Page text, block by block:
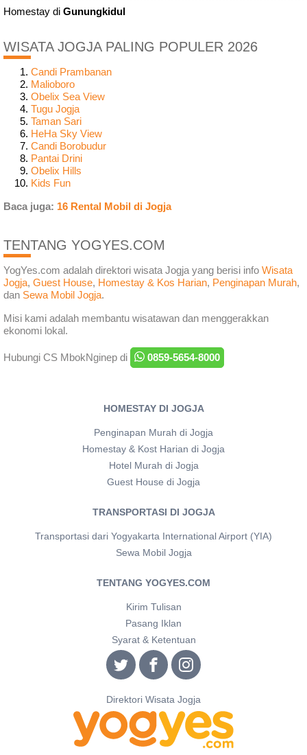
Homestay di Gunungkidul
WISATA JOGJA PALING POPULER 2026
Candi Prambanan
Malioboro
Obelix Sea View
Tugu Jogja
Taman Sari
HeHa Sky View
Candi Borobudur
Pantai Drini
Obelix Hills
Kids Fun
Baca juga: 16 Rental Mobil di Jogja
TENTANG YOGYES.COM
YogYes.com adalah direktori wisata Jogja yang berisi info Wisata
Jogja, Guest House, Homestay & Kos Harian, Penginapan Murah,
dan Sewa Mobil Jogja.
Misi kami adalah membantu wisatawan dan menggerakkan
ekonomi lokal.
Hubungi CS MbokNginep di 0859-5654-8000
HOMESTAY DI JOGJA
Penginapan Murah di Jogja
Homestay & Kost Harian di Jogja
Hotel Murah di Jogja
Guest House di Jogja
TRANSPORTASI DI JOGJA
Transportasi dari Yogyakarta International Airport (YIA)
Sewa Mobil Jogja
TENTANG YOGYES.COM
Kirim Tulisan
Pasang Iklan
Syarat & Ketentuan
Direktori Wisata Jogja